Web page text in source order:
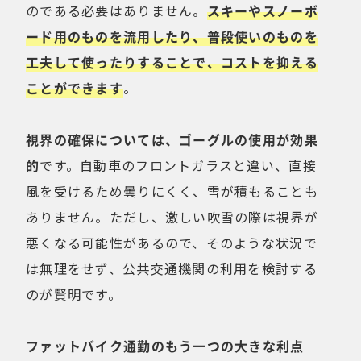
のである必要はありません。 スキーやスノーボ
ード用のものを流用したり、普段使いのものを
工夫して使ったりすることで、コストを抑える
ことができます。
視界の確保については、ゴーグルの使用が効果
的です。自動車のフロントガラスと違い、直接
風を受けるため曇りにくく、雪が積もることも
ありません。ただし、激しい吹雪の際は視界が
悪くなる可能性があるので、そのような状況で
は無理をせず、公共交通機関の利用を検討する
のが賢明です。
ファットバイク通勤のもう一つの大きな利点